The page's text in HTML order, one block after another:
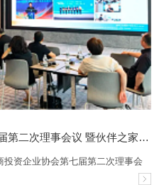
依斯倍受邀出席外企协会第七届第二次理事会议 暨伙伴之家迎新会
资企业协会第七届第二次理事会